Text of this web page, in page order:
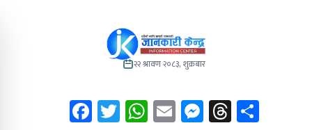
२२ श्रावण २०८३, शुक्रबार
Facebook
Twitter
WhatsApp
EmailMessenger
Threads